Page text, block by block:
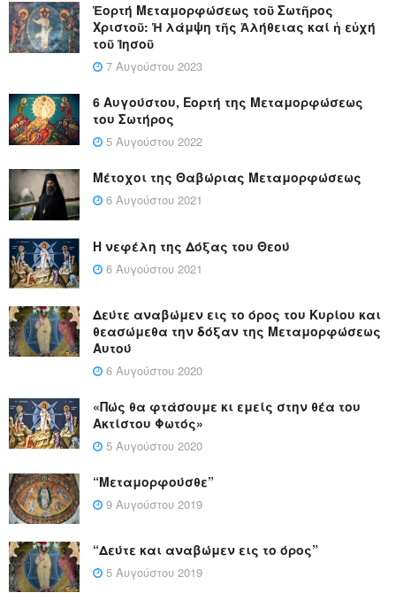
Ἑορτή Μεταμορφώσεως τοῦ Σωτῆρος
Χριστοῦ: Ἡ λάμψη τῆς Ἀλήθειας καί ἡ εὐχή
τοῦ Ἰησοῦ
7 Αυγούστου 2023
6 Αυγούστου, Εορτή της Μεταμορφώσεως
του Σωτήρος
5 Αυγούστου 2022
Μέτοχοι της Θαβώριας Μεταμορφώσεως
6 Αυγούστου 2021
Η νεφέλη της Δόξας του Θεού
6 Αυγούστου 2021
Δεύτε αναβώμεν εις το όρος του Κυρίου και
θεασώμεθα την δόξαν της Μεταμορφώσεως
Αυτού
6 Αυγούστου 2020
«Πώς θα φτάσουμε κι εμείς στην θέα του
Ακτίστου Φωτός»
5 Αυγούστου 2020
“Μεταμορφούσθε”
9 Αυγούστου 2019
“Δεύτε και αναβώμεν εις το όρος”
5 Αυγούστου 2019